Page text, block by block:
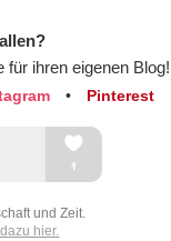
für ihren eigenen Blog!
• Pinterest
und Zeit.
hier.